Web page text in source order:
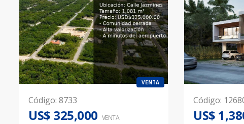
VENTA
Código: 8733
US$ 325,000 VENTA
Código:
US$